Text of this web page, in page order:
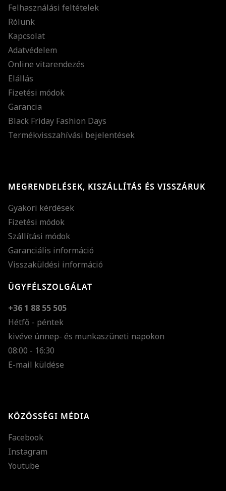
Felhasználási feltételek
Rólunk
Kapcsolat
Adatvédelem
Online vitarendezés
Elállás
Fizetési módok
Garancia
Black Friday Fashion Days
Termékvisszahívási bejelentések
MEGRENDELÉSEK, KISZÁLLÍTÁS ÉS VISSZÁRUK
Gyakori kérdések
Fizetési módok
Szállítási módok
Garanciális információ
Visszaküldési információ
ÜGYFÉLSZOLGÁLAT
+36 1 88 55 505
Hétfő - péntek
kivéve ünnep- és munkaszüneti napokon
08:00 - 16:30
E-mail küldése
KÖZÖSSÉGI MÉDIA
Facebook
Instagram
Youtube